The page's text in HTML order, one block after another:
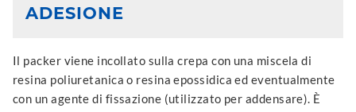
ADESIONE
Il packer viene incollato sulla crepa con una miscela di
resina poliuretanica o resina epossidica ed eventualmente
con un agente di fissazione (utilizzato per addensare). È